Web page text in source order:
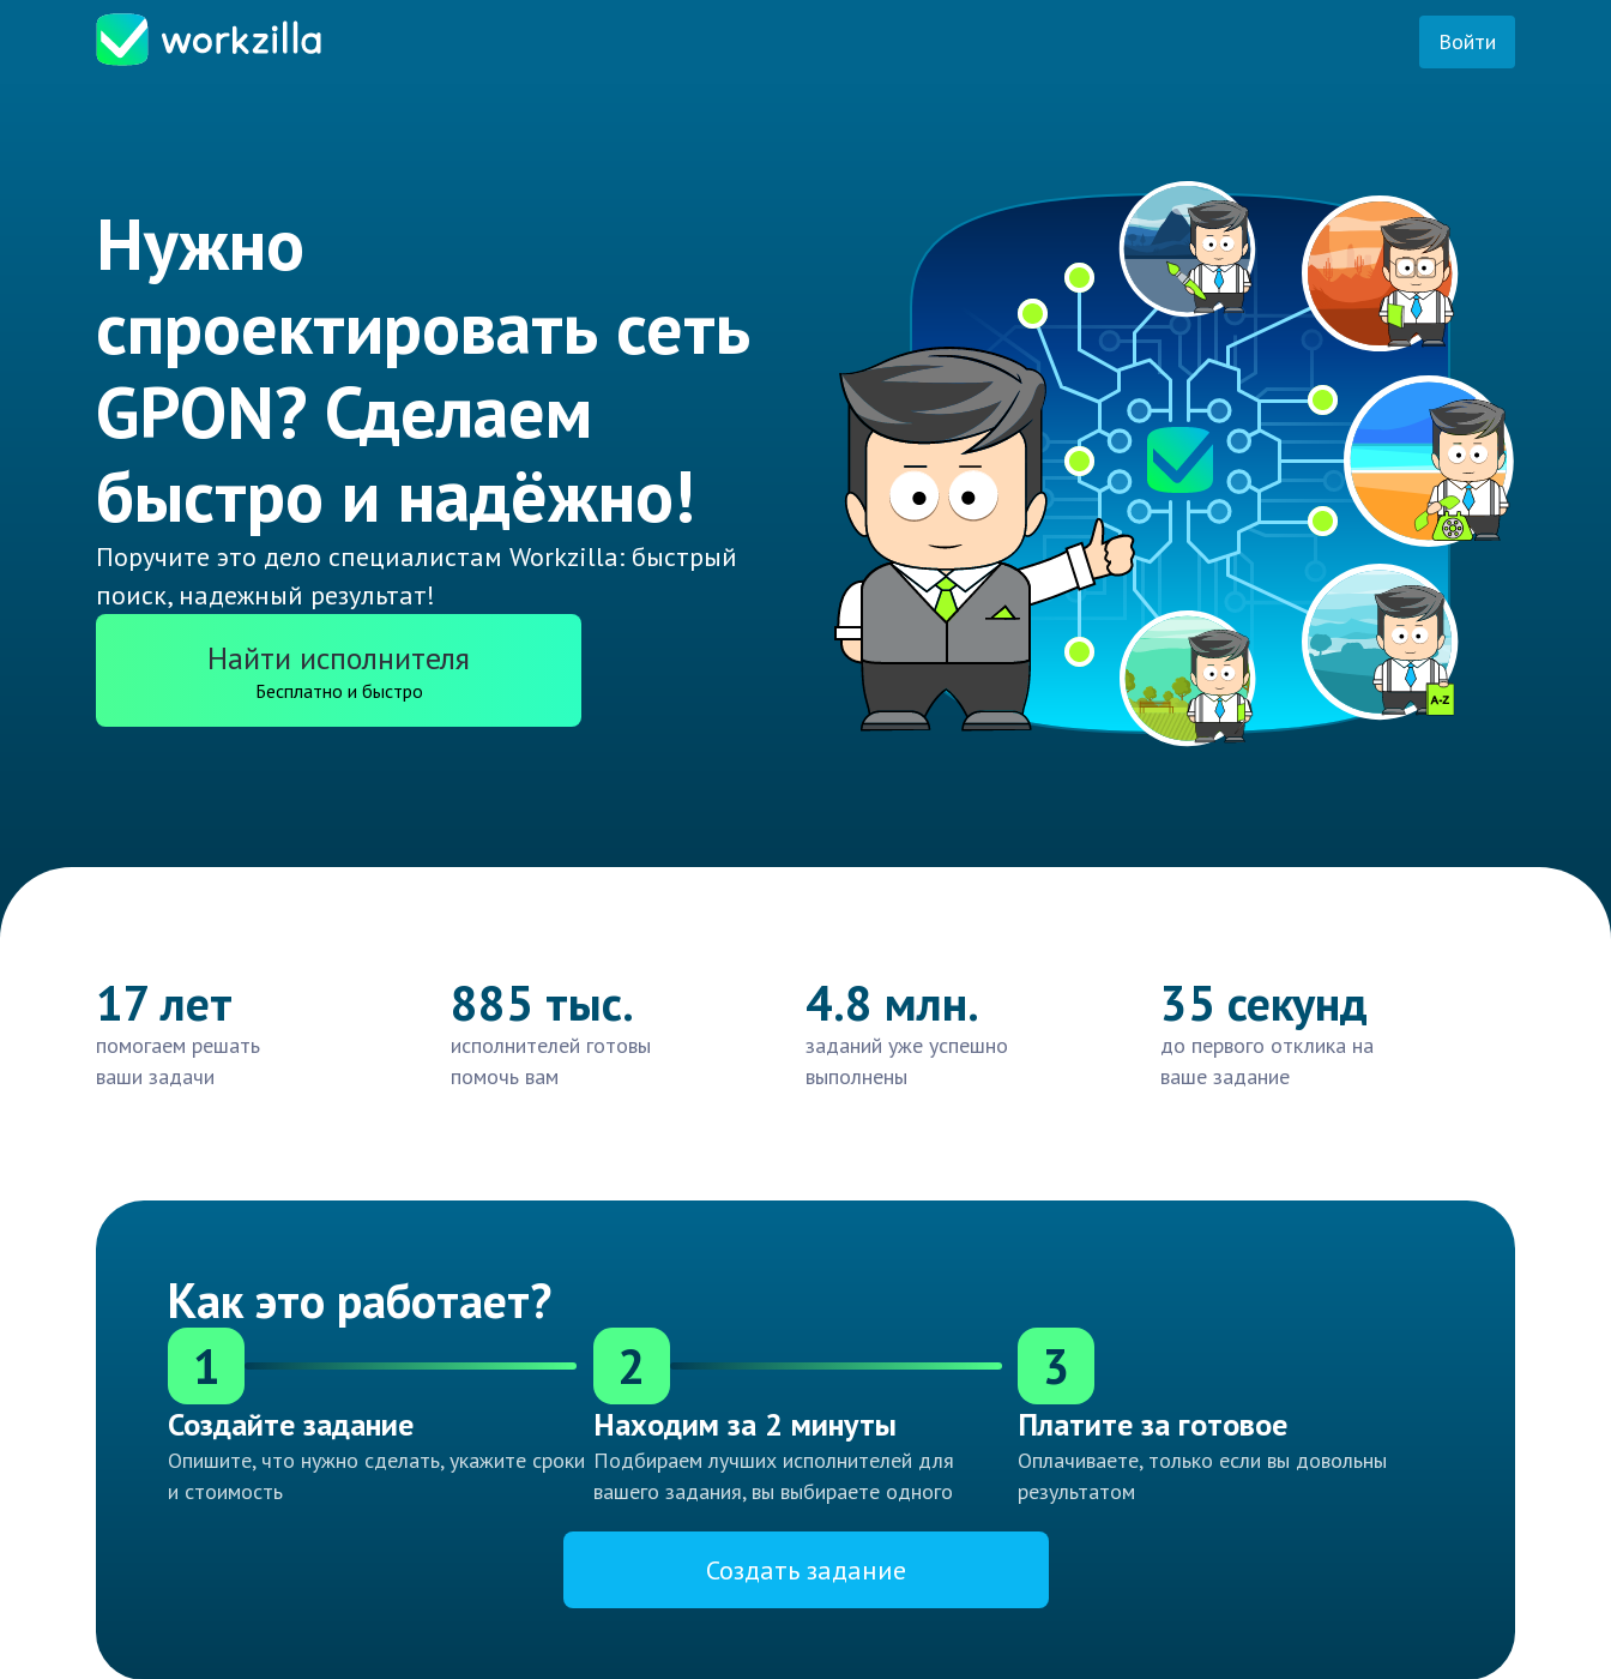
Войти
Нужно
спроектировать сеть
GPON? Сделаем
быстро и надёжно!
Поручите это дело специалистам Workzilla: быстрый
поиск, надежный результат!
Найти исполнителя
Бесплатно и быстро
17 лет
помогаем решать
ваши задачи
885 тыс.
исполнителей готовы
помочь вам
4.8 млн.
заданий уже успешно
выполнены
35 секунд
до первого отклика на
ваше задание
Как это работает?
1
Создайте задание
Опишите, что нужно сделать, укажите сроки
и стоимость
2
Находим за 2 минуты
Подбираем лучших исполнителей для
вашего задания, вы выбираете одного
3
Платите за готовое
Оплачиваете, только если вы довольны
результатом
Создать задание